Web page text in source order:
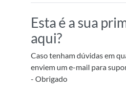
Esta é a sua
aqui?
Caso tenham dúvidas em
enviem um e-mail para
- Obrigado